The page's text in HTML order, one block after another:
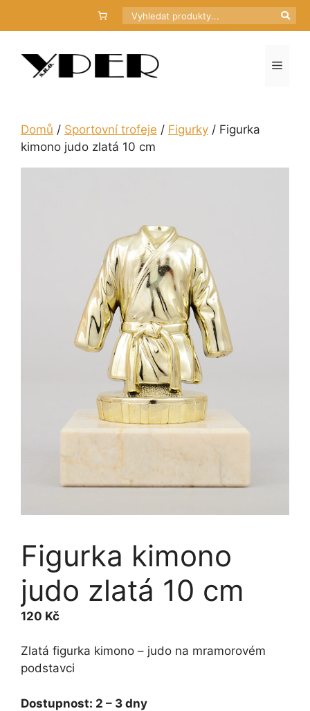
Hledat
Menu
Domů / Sportovní trofeje / Figurky / Figurka
kimono judo zlatá 10 cm
Figurka kimono
judo zlatá 10 cm
120 Kč
Zlatá figurka kimono – judo na mramorovém
podstavci
Dostupnost: 2 – 3 dny